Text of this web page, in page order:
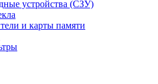
устройства (СЗУ)
и карты памяти